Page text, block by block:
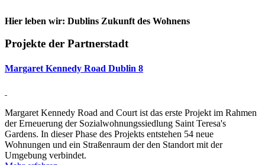
Hier leben wir: Dublins Zukunft des Wohnens
Projekte der Partnerstadt
Mar­garet Ken­nedy Road Du­blin 8
Margaret Kennedy Road and Court ist das erste Projekt im Rahmen
der Erneuerung der Sozialwohnungssiedlung Saint Teresa's
Gardens. In dieser Phase des Projekts entstehen 54 neue
Wohnungen und ein Straßenraum der den Standort mit der
Umgebung verbindet.